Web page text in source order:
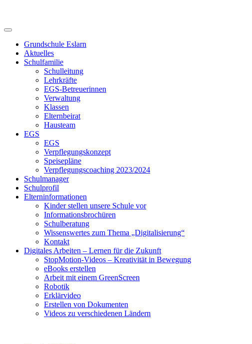
Grundschule Eslarn
Aktuelles
Schulfamilie
Schulleitung
Lehrkräfte
EGS-Betreuerinnen
Verwaltung
Klassen
Elternbeirat
Hausteam
EGS
EGS
Verpflegungskonzept
Speisepläne
Verpflegungscoaching 2023/2024
Schulmanager
Schulprofil
Elterninformationen
Kinder stellen unsere Schule vor
Informationsbrochüren
Schulberatung
Wissenswertes zum Thema „Digitalisierung“
Kontakt
Digitales Arbeiten – Lernen für die Zukunft
StopMotion-Videos – Kreativität in Bewegung
eBooks erstellen
Arbeit mit einem GreenScreen
Robotik
Erklärvideo
Erstellen von Dokumenten
Videos zu verschiedenen Ländern